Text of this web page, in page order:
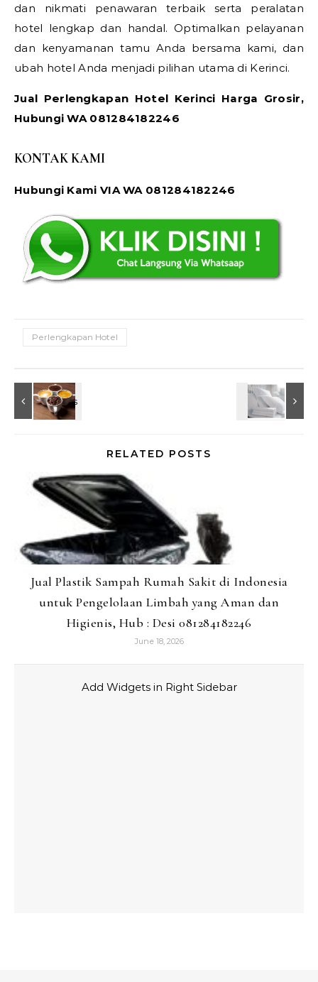
dan nikmati penawaran terbaik serta peralatan
hotel lengkap dan handal. Optimalkan pelayanan
dan kenyamanan tamu Anda bersama kami, dan
ubah hotel Anda menjadi pilihan utama di Kerinci.
Jual Perlengkapan Hotel Kerinci Harga Grosir,
Hubungi WA 081284182246
KONTAK KAMI
Hubungi Kami VIA WA 081284182246
Perlengkapan Hotel
RELATED POSTS
Jual Plastik Sampah Rumah Sakit di Indonesia
untuk Pengelolaan Limbah yang Aman dan
Higienis, Hub : Desi 081284182246
June 18, 2026
Add Widgets in Right Sidebar